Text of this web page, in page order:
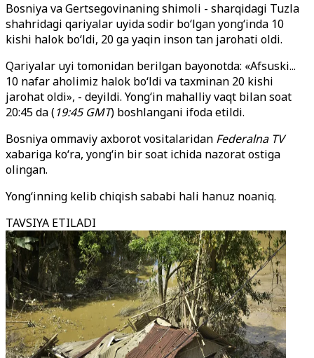
Bosniya va Gertsegovinaning shimoli - sharqidagi Tuzla
shahridagi qariyalar uyida sodir bo‘lgan yong‘inda 10
kishi halok bo‘ldi, 20 ga yaqin inson tan jarohati oldi.
Qariyalar uyi tomonidan berilgan bayonotda: «Afsuski...
10 nafar aholimiz halok bo‘ldi va taxminan 20 kishi
jarohat oldi», - deyildi. Yong‘in mahalliy vaqt bilan soat
20:45 da (19:45 GMT) boshlangani ifoda etildi.
Bosniya ommaviy axborot vositalaridan Federalna TV
xabariga ko‘ra, yong‘in bir soat ichida nazorat ostiga
olingan.
Yong‘inning kelib chiqish sababi hali hanuz noaniq.
TAVSIYA ETILADI